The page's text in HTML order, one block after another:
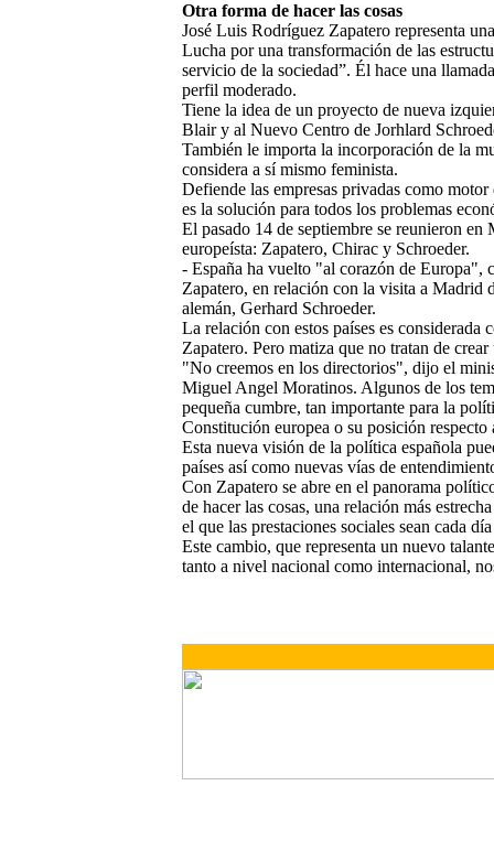
Otra forma de hacer las cosas
José Luis Rodríguez Zapatero representa
Lucha por una transformación de las
servicio de la sociedad”. Él hace una
perfil moderado.
Tiene la idea de un proyecto de nueva
Blair y al Nuevo Centro de Jorhlard
También le importa la incorporación de la
considera a sí mismo feminista.
Defiende las empresas privadas como
es la solución para todos los problemas
El pasado 14 de septiembre se reunieron
europeísta: Zapatero, Chirac y Schroeder.
- España ha vuelto "al corazón de Europa",
Zapatero, en relación con la visita a Madrid
alemán, Gerhard Schroeder.
La relación con estos países es
Zapatero. Pero matiza que no tratan de
"No creemos en los directorios", dijo el
Miguel Angel Moratinos. Algunos de los
pequeña cumbre, tan importante para la
Constitución europea o su posición
Esta nueva visión de la política española
países así como nuevas vías de
Con Zapatero se abre en el panorama
de hacer las cosas, una relación más
el que las prestaciones sociales sean cada
Este cambio, que representa un nuevo
tanto a nivel nacional como internacional,